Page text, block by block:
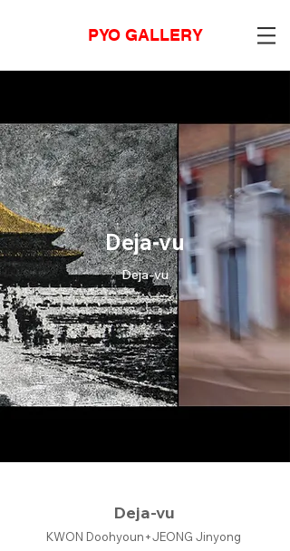
PYO GALLERY
Deja-vu
Deja-vu
Deja-vu
KWON Doohyoun+JEONG Jinyong